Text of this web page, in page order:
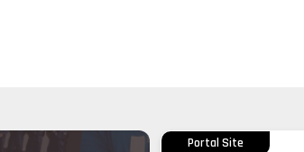
Portal Site